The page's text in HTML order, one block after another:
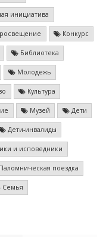
инициатива
Конкурс
Библиотека
Молодежь
Культура
Музей Дети
Дети-инвалиды
и исповедники
Паломническая поездка
Семья